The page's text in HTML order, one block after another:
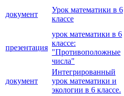
документ
Урок математики в 6
классе
презентация
урок математики в 6
классе:
"Противоположные
числа"
документ
Интегрированный
урок математики и
экологии в 6 классе.